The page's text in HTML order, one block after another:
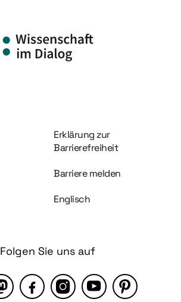
Information und Service
Erklärung zur
Barrierefreiheit
Barriere melden
Englisch
Folgen Sie uns auf